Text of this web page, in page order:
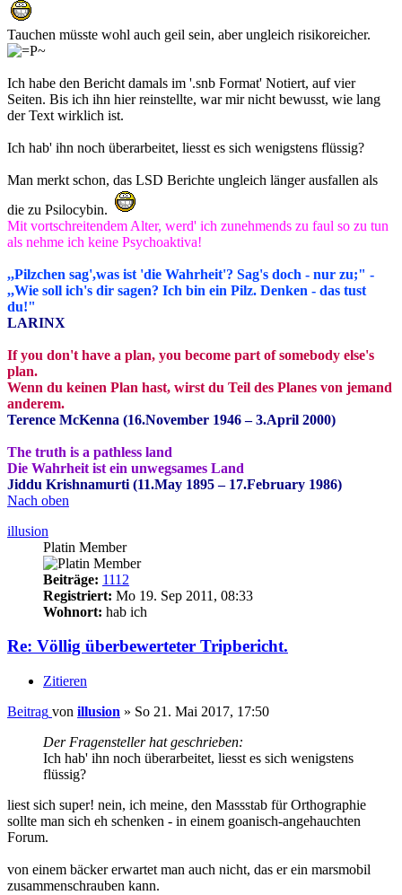
Tauchen müsste wohl auch geil sein, aber ungleich risikoreicher.
Ich habe den Bericht damals im '.snb Format' Notiert, auf vier
Seiten. Bis ich ihn hier reinstellte, war mir nicht bewusst, wie lang
der Text wirklich ist.
Ich hab' ihn noch überarbeitet, liesst es sich wenigstens flüssig?
Man merkt schon, das LSD Berichte ungleich länger ausfallen als
die zu Psilocybin.
Mit vortschreitendem Alter, werd' ich zunehmends zu faul so zu tun
als nehme ich keine Psychoaktiva!
,,Pilzchen sag',was ist 'die Wahrheit'? Sag's doch - nur zu;" -
,,Wie soll ich's dir sagen? Ich bin ein Pilz. Denken - das tust
du!"
LARINX
If you don't have a plan, you become part of somebody else's
plan.
Wenn du keinen Plan hast, wirst du Teil des Planes von jemand
anderem.
Terence McKenna (16.November 1946 – 3.April 2000)
The truth is a pathless land
Die Wahrheit ist ein unwegsames Land
Jiddu Krishnamurti (11.May 1895 – 17.February 1986)
Nach oben
illusion
Platin Member
Beiträge: 1112
Registriert: Mo 19. Sep 2011, 08:33
Wohnort: hab ich
Re: Völlig überbewerteter Tripbericht.
Zitieren
Beitrag von illusion » So 21. Mai 2017, 17:50
Der Fragensteller hat geschrieben:
Ich hab' ihn noch überarbeitet, liesst es sich wenigstens
flüssig?
liest sich super! nein, ich meine, den Massstab für Orthographie
sollte man sich eh schenken - in einem goanisch-angehauchten
Forum.
von einem bäcker erwartet man auch nicht, das er ein marsmobil
zusammenschrauben kann.